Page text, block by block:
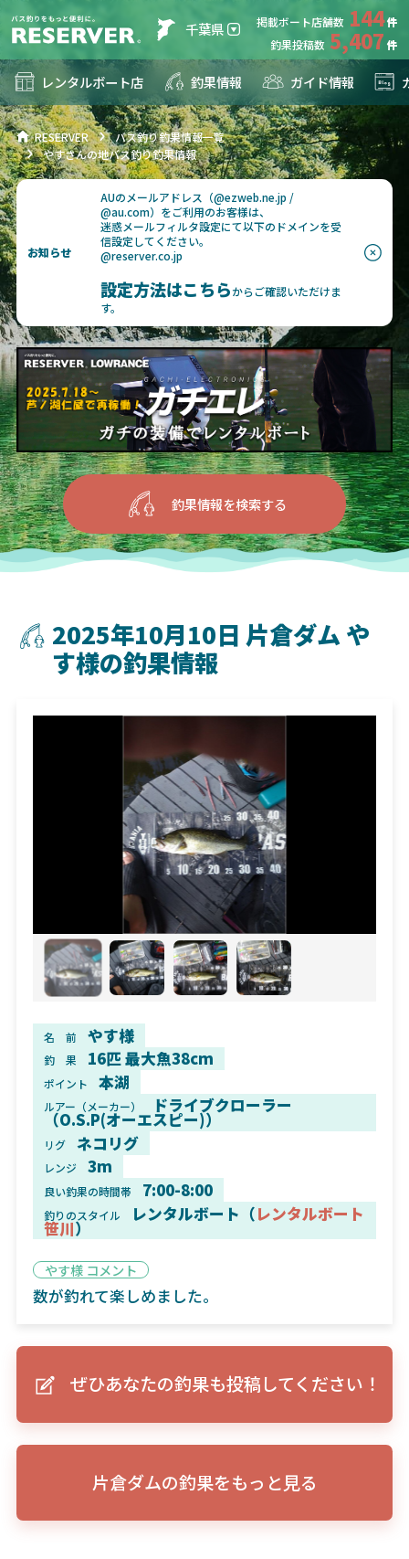
千葉県 掲載ボート店舗数 144
釣果投稿数 5,407
レンタルボート店 釣果情報 ガイド情報
RESERVER
バス釣り釣果情報一覧
やすさんの地バス釣り釣果情報
お知らせ
AUのメールアドレス（@ezweb.ne.jp /
@au.com）をご利用のお客様は、
迷惑メールフィルタ設定にて以下のドメインを受
信設定してください。
@reserver.co.jp
設定方法はこちらからご確認いただけま
す。
釣果情報を検索する
2025年10月10日 片倉ダム や
す様の釣果情報
名 前 やす様
釣 果 16匹 最大魚38cm
ポイント 本湖
ルアー（メーカー） ドライブクローラー
（O.S.P(オーエスピー)）
リグ ネコリグ
レンジ 3m
良い釣果の時間帯 7:00-8:00
釣りのスタイル レンタルボート（レンタルボート
笹川）
やす様 コメント
数が釣れて楽しめました。
ぜひあなたの釣果も投稿してください！
片倉ダムの釣果をもっと見る